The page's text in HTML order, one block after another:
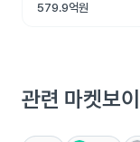
579.9억원
관련 마켓보